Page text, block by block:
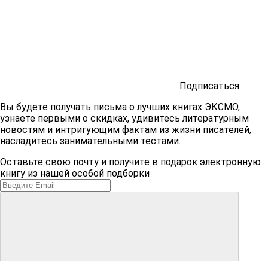
Подписаться
Вы будете получать письма о лучших книгах ЭКСМО,
узнаете первыми о скидках, удивитесь литературным
новостям и интригующим фактам из жизни писателей,
насладитесь занимательными тестами.
Оставьте свою почту и получите в подарок электронную
книгу из нашей особой подборки